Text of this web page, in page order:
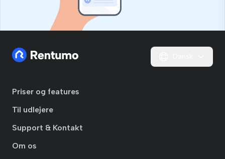
Priser og features
Til udlejere
Support & Kontakt
Om os